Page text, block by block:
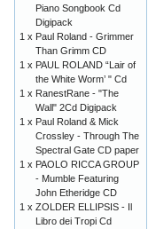
Piano Songbook Cd
Digipack
1 x Paul Roland - Grimmer
Than Grimm CD
1 x PAUL ROLAND “Lair of
the White Worm’ " Cd
1 x RanestRane - "The
Wall" 2Cd Digipack
1 x Paul Roland & Mick
Crossley - Through The
Spectral Gate CD paper
1 x PAOLO RICCA GROUP
- Mumble Featuring
John Etheridge CD
1 x ZOLDER ELLIPSIS - Il
Libro dei Tropi Cd